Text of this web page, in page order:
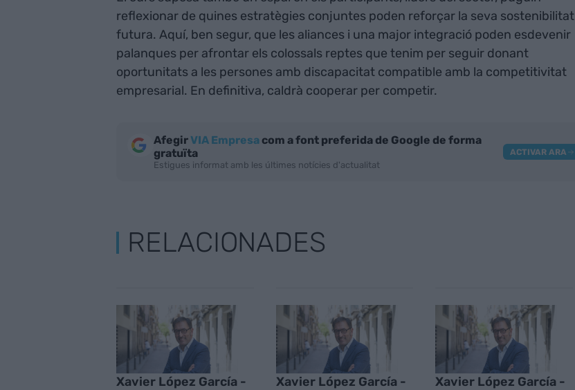
reflexionar de quines estratègies conjuntes poden reforçar la seva sostenibilitat
futura. Aquí, ben segur, que les aliances i una major integració poden esdevenir
palanques per afrontar els colossals reptes que tenim per seguir donant
oportunitats a les persones amb discapacitat compatible amb la competitivitat
empresarial. En definitiva, caldrà cooperar per competir.
AfegirVIA Empresacom a font preferida de Google de forma
gratuïta
Estigues informat amb les últimes notícies d'actualitat
ACTIVAR ARA
RELACIONADES
Xavier López García -
Xavier López García -
Xavier López García -